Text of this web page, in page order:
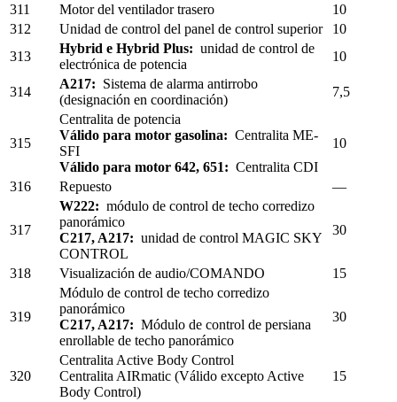
311
Motor del ventilador trasero
10
312
Unidad de control del panel de control superior
10
313
Hybrid e Hybrid Plus: unidad de control de
electrónica de potencia
10
314
A217: Sistema de alarma antirrobo
(designación en coordinación)
7,5
315
Centralita de potencia
Válido para motor gasolina: Centralita ME-
SFI
Válido para motor 642, 651: Centralita CDI
10
316 Repuesto —
317
W222: módulo de control de techo corredizo
panorámico
C217, A217: unidad de control MAGIC SKY
CONTROL
30
318 Visualización de audio/COMANDO 15
319
Módulo de control de techo corredizo
panorámico
C217, A217: Módulo de control de persiana
enrollable de techo panorámico
30
320
Centralita Active Body Control
Centralita AIRmatic (Válido excepto Active
Body Control)
15